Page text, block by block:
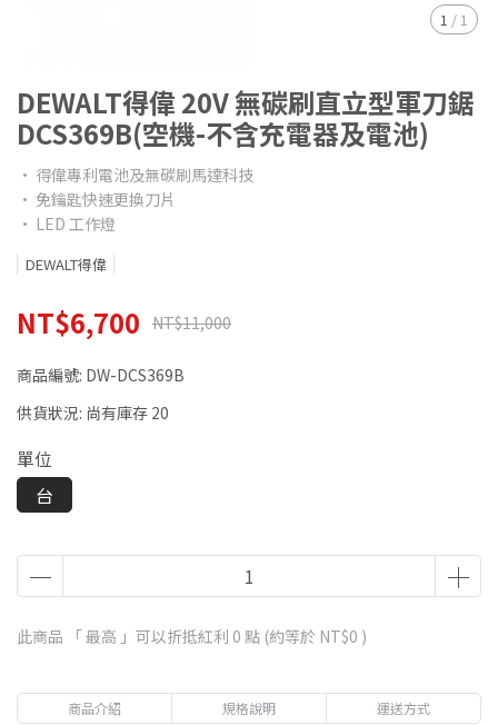
1 / 1
DEWALT得偉 20V 無碳刷直立型軍刀鋸
DCS369B(空機-不含充電器及電池)
• 得偉專利電池及無碳刷馬達科技
• 免鑰匙快速更換刀片
• LED 工作燈
DEWALT得偉
NT$6,700 NT$11,000
商品編號: DW-DCS369B
供貨狀況: 尚有庫存 20
單位
台
此商品 「 最高 」可以折抵紅利 0 點 (約等於 NT$0 )
商品介紹 規格說明 運送方式